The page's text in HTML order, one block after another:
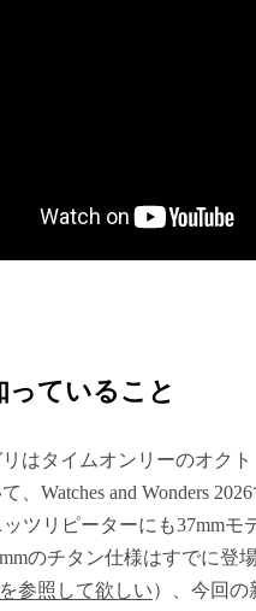
っていること
リはタイムオンリーのオク
、Watches and Wonders
ツリピーターにも37mmモ
のチタン仕様はすでに登
参照して欲しい）、今回の